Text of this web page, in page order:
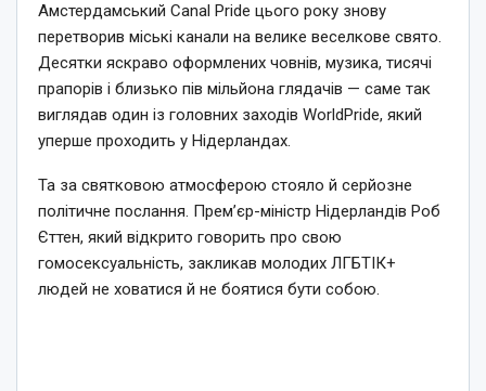
Амстердамський Canal Pride цього року знову
перетворив міські канали на велике веселкове свято.
Десятки яскраво оформлених човнів, музика, тисячі
прапорів і близько пів мільйона глядачів — саме так
виглядав один із головних заходів WorldPride, який
уперше проходить у Нідерландах.
Та за святковою атмосферою стояло й серйозне
політичне послання. Прем’єр-міністр Нідерландів Роб
Єттен, який відкрито говорить про свою
гомосексуальність, закликав молодих ЛГБТІК+
людей не ховатися й не боятися бути собою.